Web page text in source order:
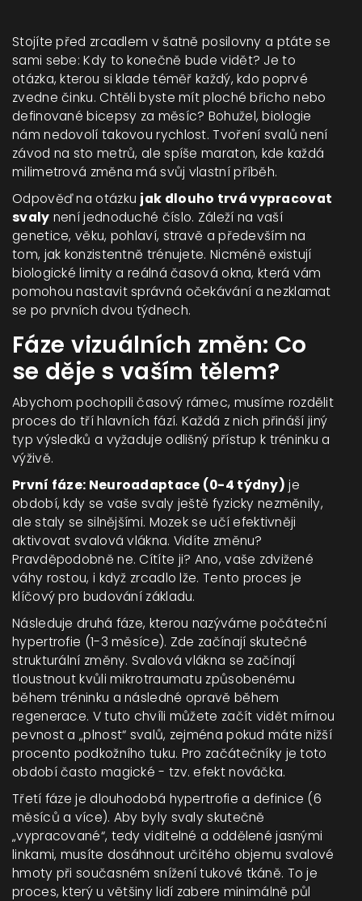
Stojíte před zrcadlem v šatně posilovny a ptáte se
sami sebe: Kdy to konečně bude vidět? Je to
otázka, kterou si klade téměř každý, kdo poprvé
zvedne činku. Chtěli byste mít ploché břicho nebo
definované bicepsy za měsíc? Bohužel, biologie
nám nedovolí takovou rychlost. Tvoření svalů není
závod na sto metrů, ale spíše maraton, kde každá
milimetrová změna má svůj vlastní příběh.
Odpověď na otázku jak dlouho trvá vypracovat
svaly není jednoduché číslo. Záleží na vaší
genetice, věku, pohlaví, stravě a především na
tom, jak konzistentně trénujete. Nicméně existují
biologické limity a reálná časová okna, která vám
pomohou nastavit správná očekávání a nezklamat
se po prvních dvou týdnech.
Fáze vizuálních změn: Co
se děje s vaším tělem?
Abychom pochopili časový rámec, musíme rozdělit
proces do tří hlavních fází. Každá z nich přináší jiný
typ výsledků a vyžaduje odlišný přístup k tréninku a
výživě.
První fáze: Neuroadaptace (0-4 týdny) je
období, kdy se vaše svaly ještě fyzicky nezměnily,
ale staly se silnějšími. Mozek se učí efektivněji
aktivovat svalová vlákna. Vidíte změnu?
Pravděpodobně ne. Cítíte ji? Ano, vaše zdvižené
váhy rostou, i když zrcadlo lže. Tento proces je
klíčový pro budování základu.
Následuje druhá fáze, kterou nazývámepočáteční
hypertrofie (1-3 měsíce). Zde začínají skutečné
strukturální změny. Svalová vlákna se začínají
tloustnout kvůli mikrotraumatu způsobenému
během tréninku a následné opravě během
regenerace. V tuto chvíli můžete začít vidět mírnou
pevnost a „plnost“ svalů, zejména pokud máte nižší
procento podkožního tuku. Pro začátečníky je toto
období často magické - tzv. efekt nováčka.
Třetí fáze je dlouhodobá hypertrofie a definice (6
měsíců a více). Aby byly svaly skutečně
„vypracované“, tedy viditelné a oddělené jasnými
linkami, musíte dosáhnout určitého objemu svalové
hmoty při současném snížení tukové tkáně. To je
proces, který u většiny lidí zabere minimálně půl